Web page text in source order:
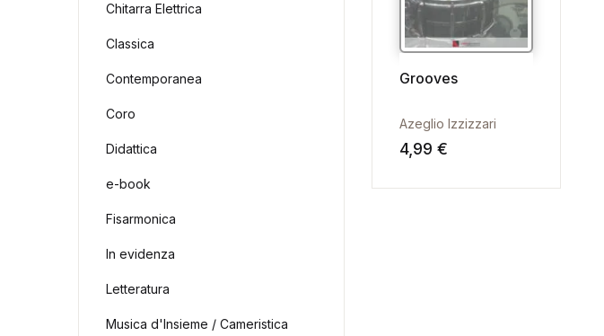
Grooves
Azeglio Izzizzari
4,99 €
Chitarra Elettrica
Classica
Contemporanea
Coro
Didattica
e-book
Fisarmonica
In evidenza
Letteratura
Musica d'Insieme / Cameristica